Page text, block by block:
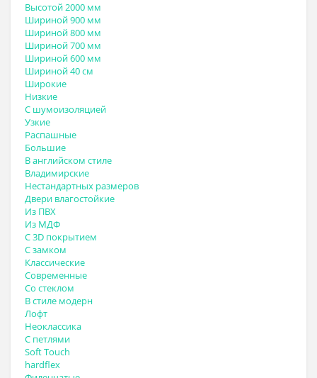
Высотой 2000 мм
Шириной 900 мм
Шириной 800 мм
Шириной 700 мм
Шириной 600 мм
Шириной 40 см
Широкие
Низкие
С шумоизоляцией
Узкие
Распашные
Большие
В английском стиле
Владимирские
Нестандартных размеров
Двери влагостойкие
Из ПВХ
Из МДФ
С 3D покрытием
С замком
Классические
Современные
Со стеклом
В стиле модерн
Лофт
Неоклассика
С петлями
Soft Touch
hardflex